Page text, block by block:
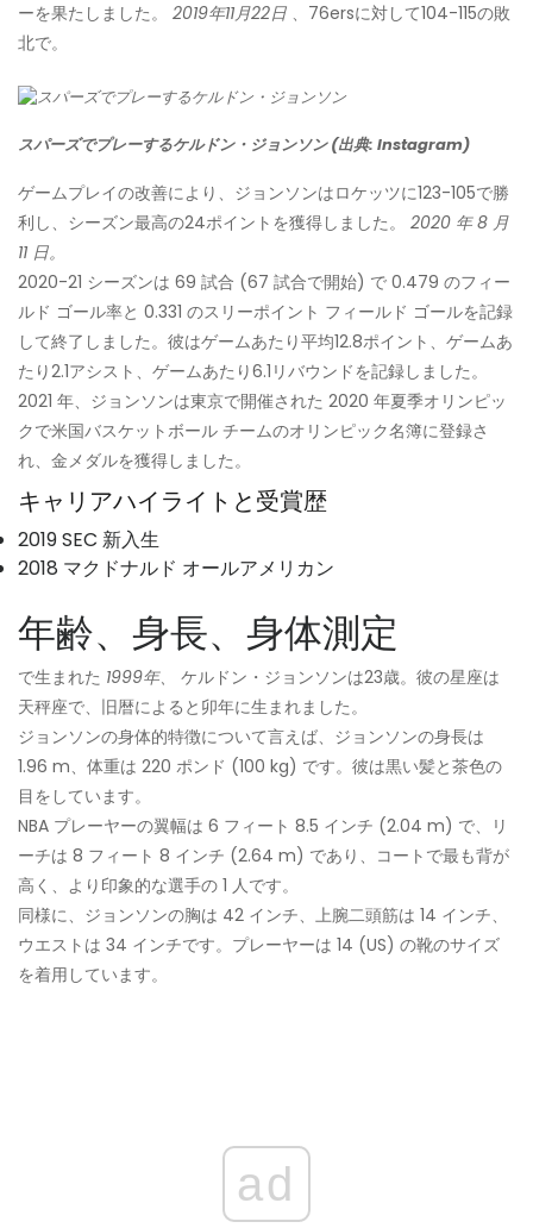
ーを果たしました。
2019年11月22日 、76ersに対して104-115の敗
北で。
スパーズでプレーするケルドン・ジョンソン (出典: Instagram)
ゲームプレイの改善により、ジョンソンはロケッツに123-105で勝
利し、シーズン最高の24ポイントを獲得しました。
2020 年 8 月
11 日。
2020-21 シーズンは 69 試合 (67 試合で開始) で 0.479 のフィー
ルド ゴール率と 0.331 のスリーポイント フィールド ゴールを記録
して終了しました。彼はゲームあたり平均12.8ポイント、ゲームあ
たり2.1アシスト、ゲームあたり6.1リバウンドを記録しました。
2021 年、ジョンソンは東京で開催された 2020 年夏季オリンピッ
クで米国バスケットボール チームのオリンピック名簿に登録さ
れ、金メダルを獲得しました。
キャリアハイライトと受賞歴
2019 SEC 新入生
2018 マクドナルド オールアメリカン
年齢、身長、身体測定
で生まれた 1999年、
ケルドン・ジョンソンは23歳。彼の星座は
天秤座で、旧暦によると卯年に生まれました。
ジョンソンの身体的特徴について言えば、ジョンソンの身長は
1.96 m、体重は 220 ポンド (100 kg) です。彼は黒い髪と茶色の
目をしています。
NBA プレーヤーの翼幅は 6 フィート 8.5 インチ (2.04 m) で、リ
ーチは 8 フィート 8 インチ (2.64 m) であり、コートで最も背が
高く、より印象的な選手の 1 人です。
同様に、ジョンソンの胸は 42 インチ、上腕二頭筋は 14 インチ、
ウエストは 34 インチです。プレーヤーは 14 (US) の靴のサイズ
を着用しています。
ad